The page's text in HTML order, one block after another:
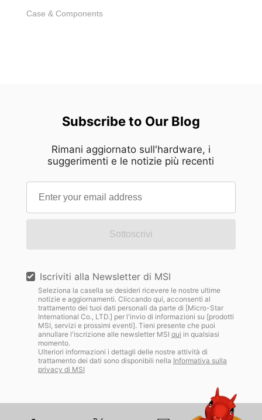
Case & Components
Subscribe to Our Blog
Rimani aggiornato sull'hardware, i
suggerimenti e le notizie più recenti
Sottoscrivi
Iscriviti alla Newsletter di MSI
Seleziona la casella se desideri ricevere le nostre ultime
notizie e aggiornamenti. Cliccando qui, acconsenti al
trattamento dei tuoi dati personali da parte di [Micro-Star
International Co., LTD.] per l'invio di informazioni su [prodotti
MSI, servizi e prossimi eventi]. Tieni presente che puoi
annullare l'iscrizione alle newsletter MSI qui in qualsiasi
momento.
Ulteriori informazioni i dettagli delle nostre attività di
trattamento dei dati sono disponibili nella Informativa sulla
privacy di MSI